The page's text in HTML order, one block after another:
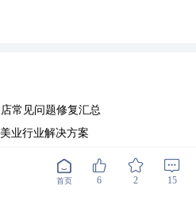
常见问题修复汇总
业行业解决方案
布！焕新·创领未来✨️✨️
！新版本上线啦👏👏
首页 6 2 15